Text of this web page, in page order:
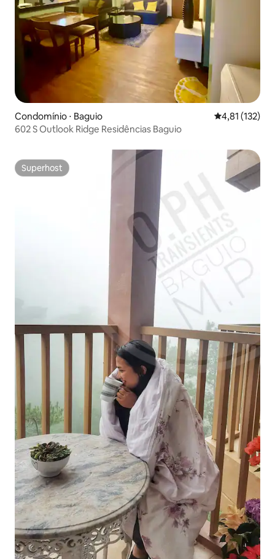
Condomínio ⋅ Baguio 4,81 de uma
4,81 (132)
602 S Outlook Ridge Residências Baguio
Superhost
Superhost